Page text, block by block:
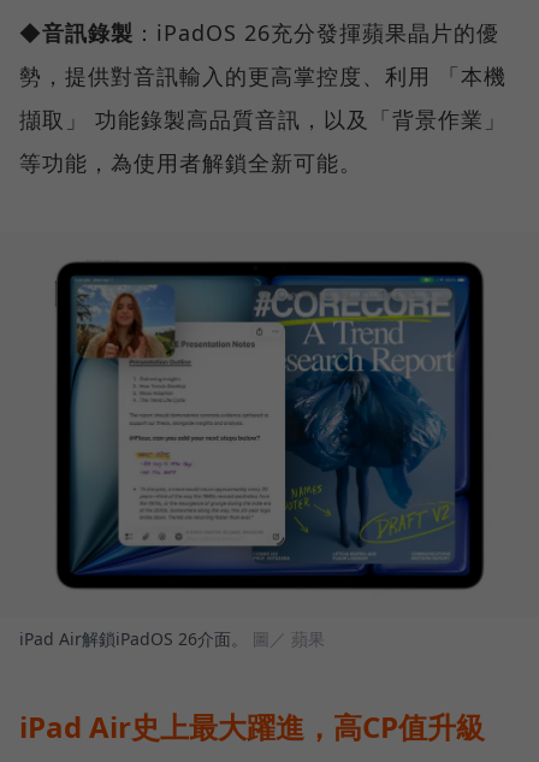
◆音訊錄製 ：iPadOS 26充分發揮蘋果晶片的優
勢，提供對音訊輸入的更高掌控度、利用 「本機
擷取」 功能錄製高品質音訊，以及「背景作業」
等功能，為使用者解鎖全新可能。
iPad Air解鎖iPadOS 26介面。 圖／ 蘋果
iPad Air史上最大躍進，高CP值升級